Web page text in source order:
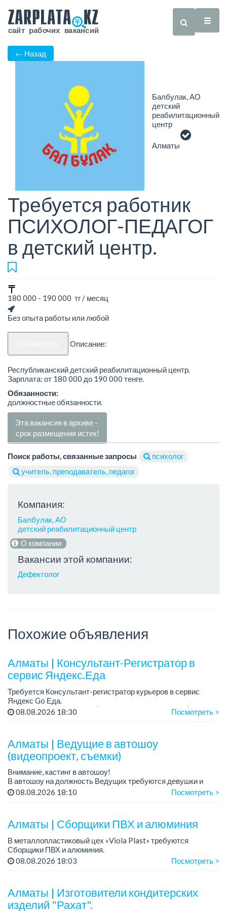
← Назад
Балбулак, АО
детский
реабилитационный
центр
Алматы
Требуется работник
ПСИХОЛОГ-ПЕДАГОГ
в детский центр.
180 000 - 190 000 тг / месяц
Без опыта работы или любой
Описание:
Республиканский детский реабилитационный центр.
Зарплата: от 180 000 до 190 000 тенге.
Обязанности:
должностные обязанности.
Эта вакансия в архиве -
срок размещения истек!
Поиск работы, связанные запросы
психолог
учитель, преподаватель, педагог
Компания:
Балбулак, АО
детский реабилитационный центр
О компании
Вакансии этой компании:
Дефектолог
Похожие объявления
Алматы | Консультант-Регистратор в
сервис Яндекс.Еда
Требуется Консультант-регистратор курьеров в сервис
Яндекс Go Еда.
Условия: работа в офисе (Абылай хана - Макатаева).
08.08.2026 18:30 Посмотреть >
Алматы | Ведущие в автошоу
(видеопроект, съемки)
Внимание, кастинг в автошоу!
В автошоу на должность Ведущих требуются девушки и
парни. А также авто эксперты и авто перекупы.
08.08.2026 18:10 Посмотреть >
Алматы | Сборщики ПВХ и алюминия
В металлопластиковый цех «Viola Plast» требуются
Сборщики ПВХ и алюминия.
График работы: 5/2, с 08.00 до 17.00.
08.08.2026 18:03 Посмотреть >
Алматы | Изготовители кондитерских
изделий "Рахат".